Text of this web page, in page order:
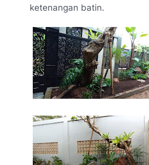
ketenangan batin.